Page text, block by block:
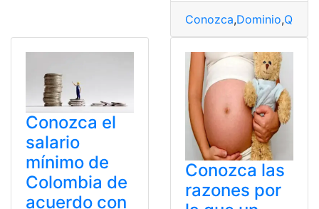
Conozca,Dominio,Quito
Conozca el
salario
mínimo de
Colombia de
acuerdo con
Conozca las
razones por